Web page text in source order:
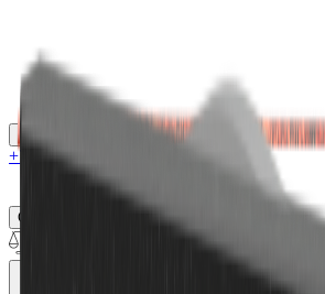
Каталог
+7 (926) 211 90 79
Обратный звонок